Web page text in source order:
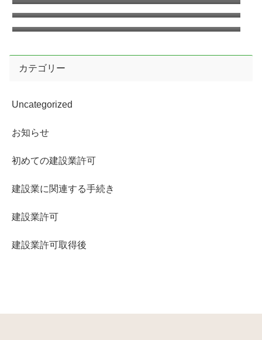
臨時休業日のお知らせ2026年6月
2026年5月の無料相談のお知らせ
カテゴリー
Uncategorized
お知らせ
初めての建設業許可
建設業に関連する手続き
建設業許可
建設業許可取得後